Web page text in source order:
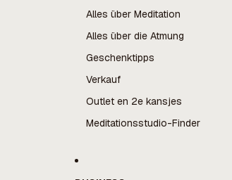
Alles über Meditation
Alles über die Atmung
Geschenktipps
Verkauf
Outlet en 2e kansjes
Meditationsstudio-Finder